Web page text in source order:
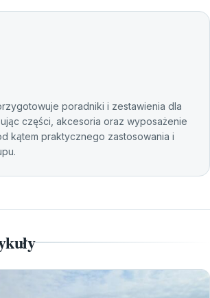
poradniki i zestawienia dla
części, akcesoria oraz wyposażenie
kątem praktycznego zastosowania i